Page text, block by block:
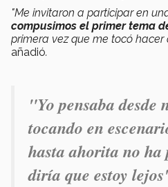
"Me invitaron a participar en
compusimos el primer tema
primera vez que me tocó hacer
añadió.
"Yo pensaba desde
tocando en
hasta ahorita no ha
diría que estoy